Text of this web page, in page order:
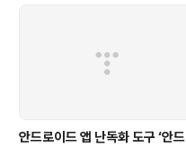
안드로이드 앱 난독화 도구 ‘안드